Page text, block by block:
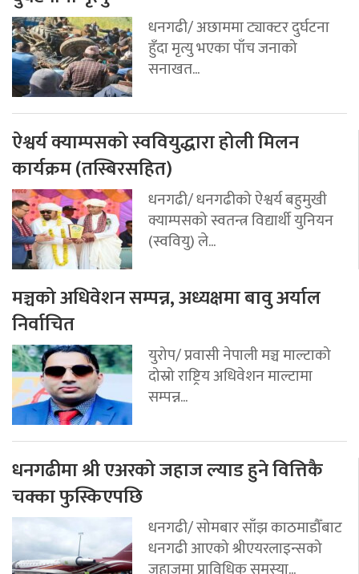
धनगढी/ अछाममा ट्याक्टर दुर्घटना
हुँदा मृत्यु भएका पाँच जनाको
सनाखत...
ऐश्वर्य क्याम्पसको स्ववियुद्धारा होली मिलन
कार्यक्रम (तस्बिरसहित)
धनगढी/ धनगढीको ऐश्वर्य बहुमुखी
क्याम्पसको स्वतन्त्र विद्यार्थी युनियन
(स्ववियु) ले...
मञ्चको अधिवेशन सम्पन्न, अध्यक्षमा बावु अर्याल
निर्वाचित
युरोप/ प्रवासी नेपाली मञ्च माल्टाको
दोस्रो राष्ट्रिय अधिवेशन माल्टामा
सम्पन्न...
धनगढीमा श्री एअरको जहाज ल्याड हुने वित्तिकै
चक्का फुस्किएपछि
धनगढी/ सोमबार साँझ काठमाडौँबाट
धनगढी आएको श्रीएयरलाइन्सको
जहाजमा प्राविधिक समस्या...